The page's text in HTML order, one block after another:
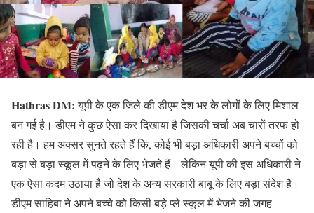
Hathras DM:यूपी के एक जिले की डीएम देश भर के लोगों के लिए मिशाल
बन गई है। डीएम ने कुछ ऐसा कर दिखाया है जिसकी चर्चा अब चारों तरफ हो
रही है। हम अक्सर सुनते रहते हैं कि, कोई भी बड़ा अधिकारी अपने बच्चों को
बड़ा से बड़ा स्कूल में पढ़ने के लिए भेजते हैं। लेकिन यूपी की इस अधिकारी ने
एक ऐसा कदम उठाया है जो देश के अन्य सरकारी बाबू के लिए बड़ा संदेश है।
डीएम साहिबा ने अपने बच्चे को किसी बड़े प्ले स्कूल में भेजने की जगह